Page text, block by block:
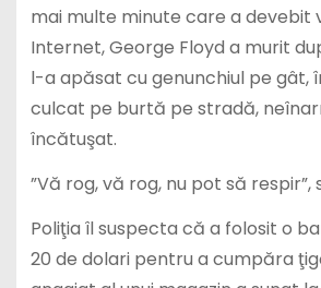
mai multe minute care a devebit
Internet, George Floyd a murit
l-a apăsat cu genunchiul pe gât,
culcat pe burtă pe stradă,
încătuşat.
”Vă rog, vă rog, nu pot să respir”,
Poliţia îl suspecta că a folosit o
20 de dolari pentru a cumpăra